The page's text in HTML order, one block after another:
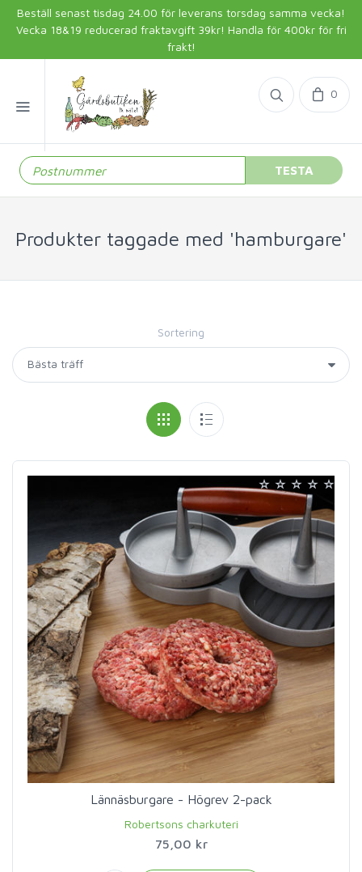
Beställ senast tisdag 24.00 för leverans torsdag samma vecka!
Vecka 18&19 reducerad fraktavgift 39kr! Handla för 400kr för fri
frakt!
0
TESTA
Produkter taggade med 'hamburgare'
Sortering
Lännäsburgare - Högrev 2-pack
Robertsons charkuteri
75,00 kr